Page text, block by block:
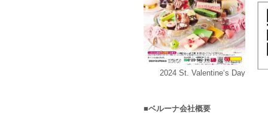
2024 St. Valentine‘s Day
■ベルーナ会社概要